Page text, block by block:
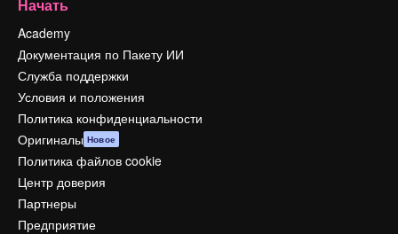
Начать
Academy
Документация по Пакету ИИ
Служба поддержки
Условия и положения
Политика конфиденциальности
Оригиналы Новое
Политика файлов cookie
Центр доверия
Партнеры
Предприятие